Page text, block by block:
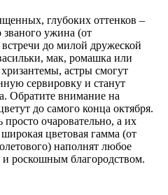
глубоких оттенков –
ужина (от
до милой дружеской
мак, ромашка или
астры смогут
сервировку и станут
Обратите внимание на
до самого конца октября.
просто очаровательно, а их
цветовая гамма (от
наполнят любое
роскошным благородством.